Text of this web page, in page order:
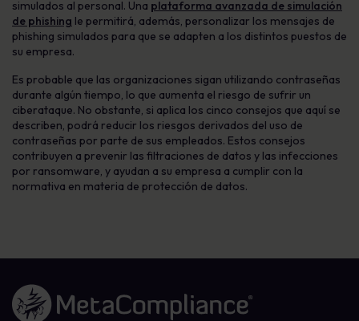
simulados al personal. Una plataforma avanzada de simulación
de phishing le permitirá, además, personalizar los mensajes de
phishing simulados para que se adapten a los distintos puestos de
su empresa.
Es probable que las organizaciones sigan utilizando contraseñas
durante algún tiempo, lo que aumenta el riesgo de sufrir un
ciberataque. No obstante, si aplica los cinco consejos que aquí se
describen, podrá reducir los riesgos derivados del uso de
contraseñas por parte de sus empleados. Estos consejos
contribuyen a prevenir las filtraciones de datos y las infecciones
por ransomware, y ayudan a su empresa a cumplir con la
normativa en materia de protección de datos.
Enlace a la página de inicio